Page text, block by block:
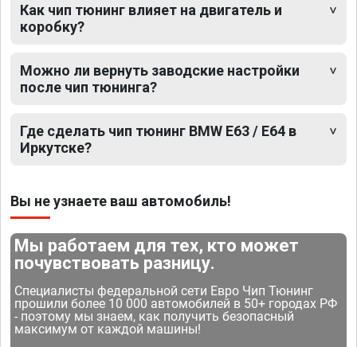
Как чип тюнинг влияет на двигатель и
коробку?
Можно ли вернуть заводские настройки
после чип тюнинга?
Где сделать чип тюнинг BMW E63 / E64 в
Иркутске?
Вы не узнаете ваш автомобиль!
Мы работаем для тех, кто может
почувствовать разницу.
Специалисты федеральной сети Евро Чип Тюнинг
прошили более 10 000 автомобилей в 50+ городах РФ
- поэтому мы знаем, как получить безопасный
максимум от каждой машины!